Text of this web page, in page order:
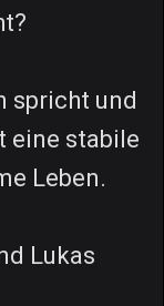
spricht und
eine stabile
Leben.
Lukas